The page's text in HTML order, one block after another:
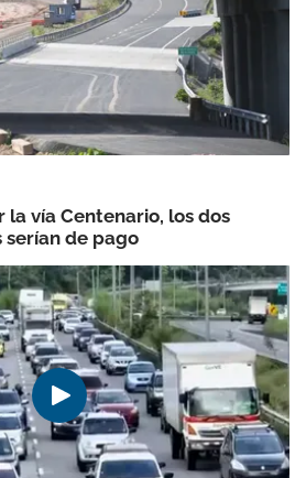
la vía Centenario, los dos
de pago